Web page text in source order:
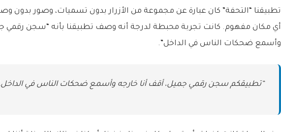
تطبيقنا “التحفة” كان عبارة عن مجموعة من الأزرار بدون تسميات، وصور بدون
أي مكان مفهوم. كانت تجربة محبطة لدرجة أنه وصف تطبيقنا بأنه “سجن رقمي
وأسمع ضحكات الناس في الداخل”.
“تطبيقكم سجن رقمي جميل، أقف أنا خارجه وأسمع ضحكات الناس في